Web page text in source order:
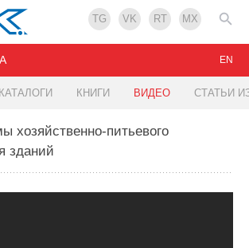
TG VK RT MX
КАТАЛОГИ КНИГИ ВИДЕО СТАТЬИ
EN
хозяйственно-питьевого
зданий